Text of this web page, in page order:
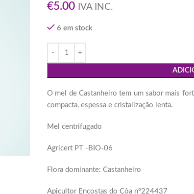
€5.00 IVA INC.
6 em stock
O mel de Castanheiro tem um sabor mais
compacta, espessa e cristalização lenta.
Mel centrifugado
Agricert PT -BIO-06
Flora dominante: Castanheiro
Apicultor Encostas do Côa nº224437